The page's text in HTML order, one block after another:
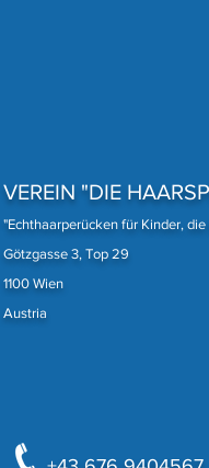
VEREIN "DIE
"Echthaarperücken für Kinder,
Götzgasse 3, Top 29
1100 Wien
Austria